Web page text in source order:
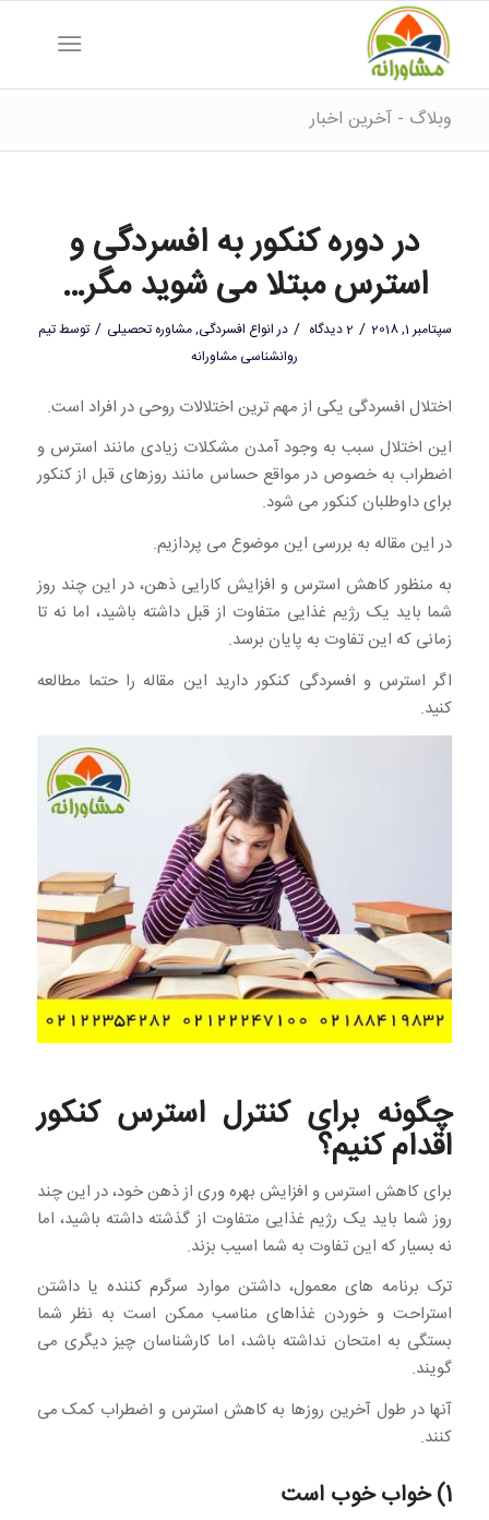
وبلاگ - آخرین اخبار
در دوره کنکور به افسردگی و
استرس مبتلا می شوید مگر…
سپتامبر 1, 2018 / 2 دیدگاه / درانواع افسردگی,مشاوره تحصیلی / توسطتیم
روانشناسی مشاورانه
اختلال افسردگی یکی از مهم ترین اختلالات روحی در افراد است.
این اختلال سبب به وجود آمدن مشکلات زیادی مانند استرس و
اضطراب به خصوص در مواقع حساس مانند روزهای قبل از کنکور
برای داوطلبان کنکور می شود.
در این مقاله به بررسی این موضوع می پردازیم.
به منظور کاهش استرس و افزایش کارایی ذهن، در این چند روز
شما باید یک رژیم غذایی متفاوت از قبل داشته باشید، اما نه تا
زمانی که این تفاوت به پایان برسد.
اگر استرس و افسردگی کنکور دارید این مقاله را حتما مطالعه
کنید.
چگونه برای کنترل استرس کنکور
اقدام کنیم؟
برای کاهش استرس و افزایش بهره وری از ذهن خود، در این چند
روز شما باید یک رژیم غذایی متفاوت از گذشته داشته باشید، اما
نه بسیار که این تفاوت به شما اسیب بزند.
ترک برنامه های معمول، داشتن موارد سرگرم کننده یا داشتن
استراحت و خوردن غذاهای مناسب ممکن است به نظر شما
بستگی به امتحان نداشته باشد، اما کارشناسان چیز دیگری می
گویند.
آنها در طول آخرین روزها به کاهش استرس و اضطراب کمک می
کنند.
1) خواب خوب است